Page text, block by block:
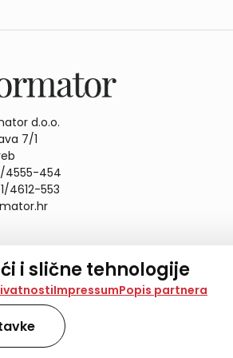
i slične tehnologije
stranici koristimo kolačiće i slične
promet na stranici te prikazujemo
ove tehnologije.
„Samo nužno“ prihvaćate samo
kolačića potrebnih za analitiku i
ImpressumPopis partnera
d.o.o.
7/1
4555-454
4612-553